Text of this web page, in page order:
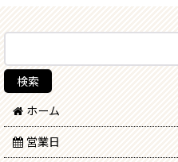
ホーム
営業日